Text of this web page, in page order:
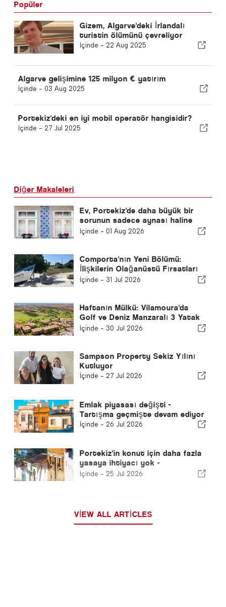
Popüler
Gizem, Algarve'deki İrlandalı
turistin ölümünü çevreliyor
İçinde - 22 Aug 2025
Algarve gelişimine 125 milyon € yatırım
İçinde - 03 Aug 2025
Portekiz'deki en iyi mobil operatör hangisidir?
İçinde - 27 Jul 2025
Diğer Makaleleri
Ev, Portekiz'de daha büyük bir
sorunun sadece aynası haline
geldi
İçinde - 01 Aug 2026
Comporta'nın Yeni Bölümü:
İlişkilerin Olağanüstü Fırsatları
Şekillendirdiği Yer
İçinde - 31 Jul 2026
Haftanın Mülkü: Vilamoura'da
Golf ve Deniz Manzaralı 3 Yatak
Odalı Penthouse
İçinde - 30 Jul 2026
Sampson Property Sekiz Yılını
Kutluyor
İçinde - 27 Jul 2026
Emlak piyasası değişti -
Tartışma geçmişte devam ediyor
İçinde - 26 Jul 2026
Portekiz'in konut için daha fazla
yasaya ihtiyacı yok -
Gerçekleşmesi gerekiyor!
İçinde - 25 Jul 2026
VIEW ALL ARTICLES